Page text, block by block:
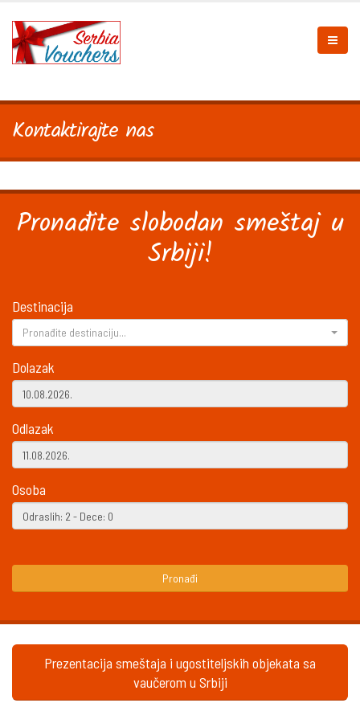
Kontaktirajte nas
Pronađite slobodan smeštaj u
Srbiji!
Destinacija
Pronađite destinaciju...
Dolazak
Odlazak
Osoba
Pronađi
Prezentacija smeštaja i ugostiteljskih objekata sa
vaučerom u Srbiji